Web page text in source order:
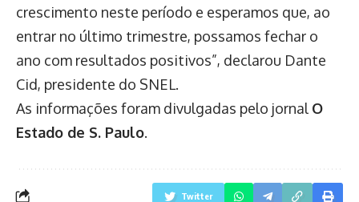
crescimento neste período e esperamos que, ao
entrar no último trimestre, possamos fechar o
ano com resultados positivos”, declarou Dante
Cid, presidente do SNEL.
As informações foram divulgadas pelo jornal O
Estado de S. Paulo.
Twitter